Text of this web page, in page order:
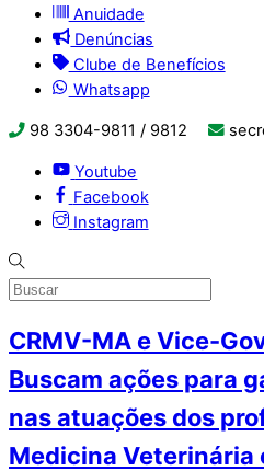
Anuidade
Denúncias
Clube de Benefícios
Whatsapp
98 3304-9811 / 9812
Youtube
Facebook
Instagram
CRMV-MA e Vice-
Buscam ações para
nas atuações dos
Medicina Veterinária